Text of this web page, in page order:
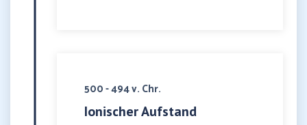
500 - 494 v. Chr.
Ionischer Aufstand